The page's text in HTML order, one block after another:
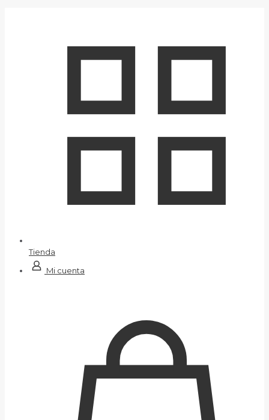
Tienda
Mi cuenta